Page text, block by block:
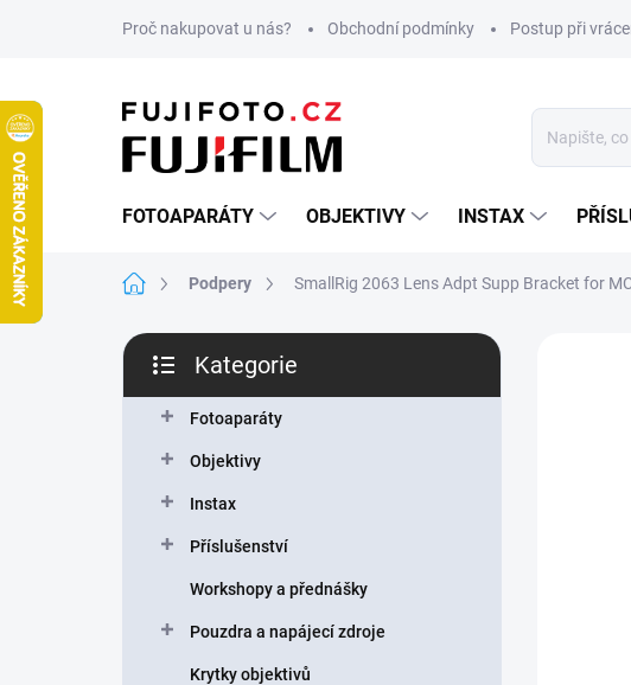
Proč nakupovat u nás? Obchodní podmínky Postup při
FOTOAPARÁTY OBJEKTIVY INSTAX
Domů Podpery SmallRig 2063 Lens Adpt Supp Bracket for
P
s
kategorie
Kategorie
Fotoaparáty
Objektivy
Instax
Příslušenství
Workshopy a přednášky
Pouzdra a napájecí zdroje
Krytky objektivů